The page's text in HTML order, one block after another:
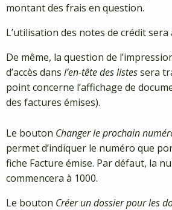
montant des frais en question.
L’utilisation des notes de crédit
De même, la question de
d’accès dans l’en-tête des listessera
point concerne l’affichage de
des factures émises).
Le bouton Changer le prochain
permet d’indiquer le numéro que
fiche Facture émise. Par défaut, la
commencera à 1000.
Le bouton Créer un dossier pour les